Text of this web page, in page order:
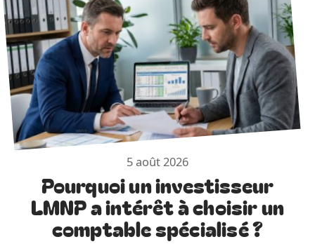
5 août 2026
Pourquoi un investisseur
LMNP a intérêt à choisir un
comptable spécialisé ?